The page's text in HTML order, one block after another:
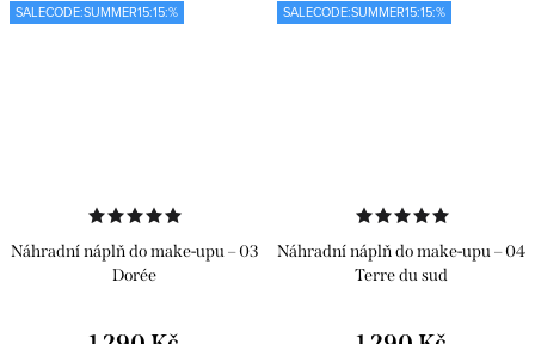
SALECODE:SUMMER15:15:%
Náhradní náplň do make-upu – 03
Dorée
SALECODE:SUMMER15:15:%
Náhradní náplň do make-upu – 04
Terre du sud